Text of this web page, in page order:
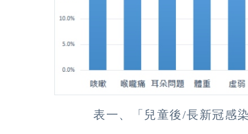
表一、「兒童後/長新冠感